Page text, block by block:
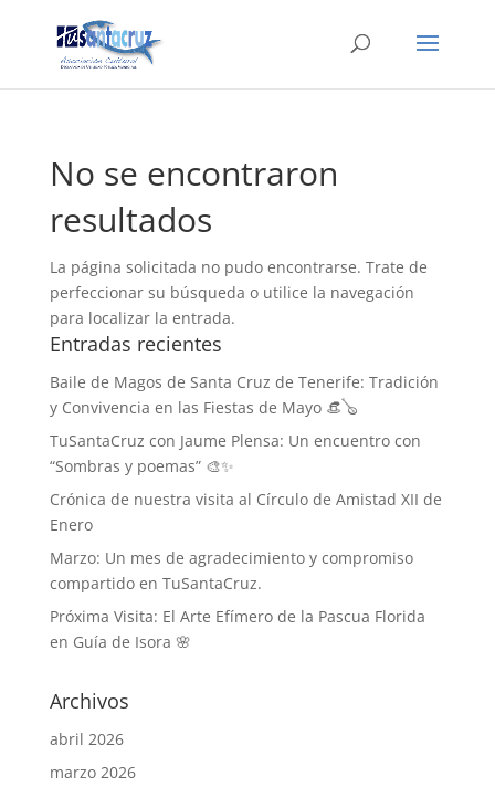
No se encontraron
resultados
La página solicitada no pudo encontrarse. Trate de
perfeccionar su búsqueda o utilice la navegación
para localizar la entrada.
Entradas recientes
Baile de Magos de Santa Cruz de Tenerife: Tradición
y Convivencia en las Fiestas de Mayo 👒🪕
TuSantaCruz con Jaume Plensa: Un encuentro con
“Sombras y poemas” 🎨✨
Crónica de nuestra visita al Círculo de Amistad XII de
Enero
Marzo: Un mes de agradecimiento y compromiso
compartido en TuSantaCruz.
Próxima Visita: El Arte Efímero de la Pascua Florida
en Guía de Isora 🌸
Archivos
abril 2026
marzo 2026